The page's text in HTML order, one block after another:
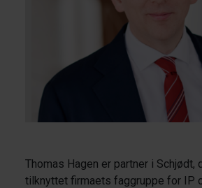
Thomas Hagen er partner i Schjødt,
tilknyttet firmaets faggruppe for IP